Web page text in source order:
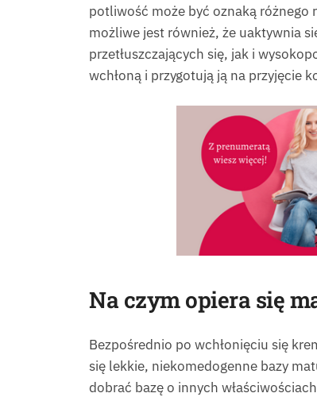
potliwość może być oznaką różnego
możliwe jest również, że uaktywnia
przetłuszczających się, jak i
wchłoną i przygotują ją na przyjęcie
Na czym opiera się
Bezpośrednio po wchłonięciu się
się lekkie, niekomedogenne bazy
dobrać bazę o innych